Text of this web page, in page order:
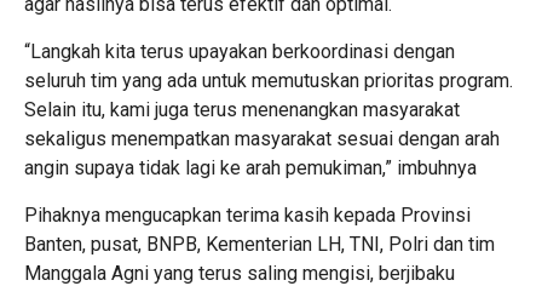
“Langkah kita terus upayakan berkoordinasi dengan
seluruh tim yang ada untuk memutuskan prioritas program.
Selain itu, kami juga terus menenangkan masyarakat
sekaligus menempatkan masyarakat sesuai dengan arah
angin supaya tidak lagi ke arah pemukiman,” imbuhnya
Pihaknya mengucapkan terima kasih kepada Provinsi
Banten, pusat, BNPB, Kementerian LH, TNI, Polri dan tim
Manggala Agni yang terus saling mengisi, berjibaku